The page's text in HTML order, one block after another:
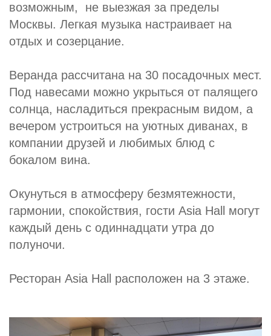
возможным, не выезжая за пределы
Москвы. Легкая музыка настраивает на
отдых и созерцание.
Веранда рассчитана на 30 посадочных мест.
Под навесами можно укрыться от палящего
солнца, насладиться прекрасным видом, а
вечером устроиться на уютных диванах, в
компании друзей и любимых блюд с
бокалом вина.
Окунуться в атмосферу безмятежности,
гармонии, спокойствия, гости Asia Hall могут
каждый день с одиннадцати утра до
полуночи.
Ресторан Asia Hall расположен на 3 этаже.